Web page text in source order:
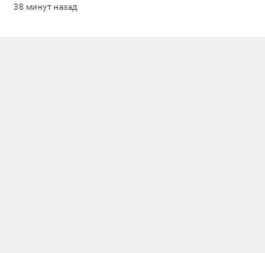
38 минут назад